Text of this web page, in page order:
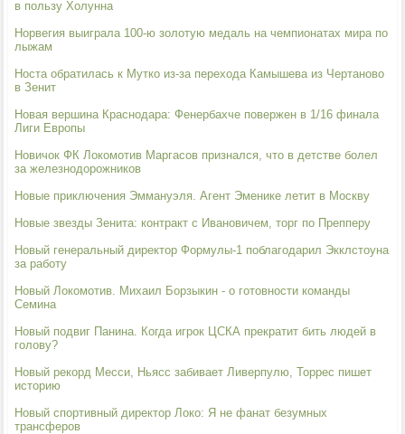
в пользу Холунна
Норвегия выиграла 100-ю золотую медаль на чемпионатах мира по
лыжам
Носта обратилась к Мутко из-за перехода Камышева из Чертаново
в Зенит
Новая вершина Краснодара: Фенербахче повержен в 1/16 финала
Лиги Европы
Новичок ФК Локомотив Маргасов признался, что в детстве болел
за железнодорожников
Новые приключения Эммануэля. Агент Эменике летит в Москву
Новые звезды Зенита: контракт с Ивановичем, торг по Препперу
Новый генеральный директор Формулы-1 поблагодарил Экклстоуна
за работу
Новый Локомотив. Михаил Борзыкин - о готовности команды
Семина
Новый подвиг Панина. Когда игрок ЦСКА прекратит бить людей в
голову?
Новый рекорд Месси, Ньясс забивает Ливерпулю, Торрес пишет
историю
Новый спортивный директор Локо: Я не фанат безумных
трансферов